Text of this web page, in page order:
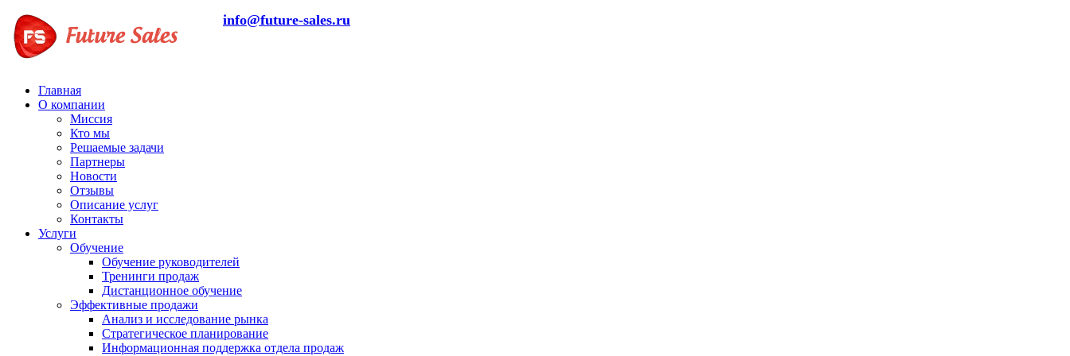
info@future-sales.ru
Главная
О компании
Миссия
Кто мы
Решаемые задачи
Партнеры
Новости
Отзывы
Описание услуг
Контакты
Услуги
Обучение
Обучение руководителей
Тренинги продаж
Дистанционное обучение
Эффективные продажи
Анализ и исследование рынка
Стратегическое планирование
Информационная поддержка отдела продаж